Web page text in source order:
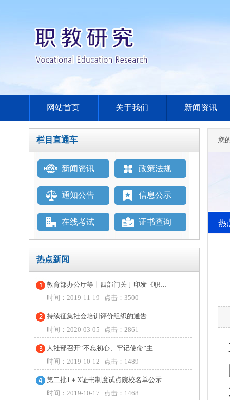
网站首页 关于我们 新闻资讯
栏目直通车
新闻资讯 政策法规
通知公告 信息公示
在线考试 证书查询
热点新闻
教育部办公厅等十四部门关于印发《职…
时间：2019-11-19 点击：3500
持续征集社会培训评价组织的通告
时间：2020-03-05 点击：2861
人社部召开“不忘初心、牢记使命”主…
时间：2019-10-12 点击：1489
第二批1＋X证书制度试点院校名单公示
时间：2019-10-17 点击：1468
您
热